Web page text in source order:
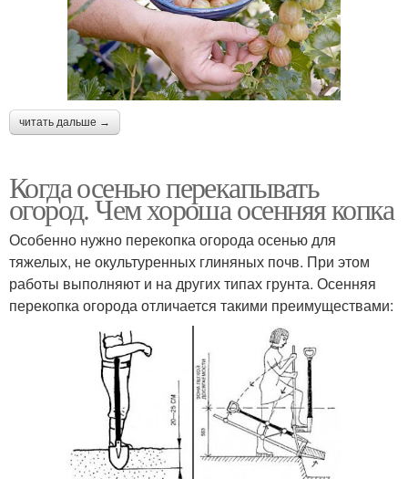
читать дальше →
Когда осенью перекапывать
огород. Чем хороша осенняя копка
Особенно нужно перекопка огорода осенью для
тяжелых, не окультуренных глиняных почв. При этом
работы выполняют и на других типах грунта. Осенняя
перекопка огорода отличается такими преимуществами: